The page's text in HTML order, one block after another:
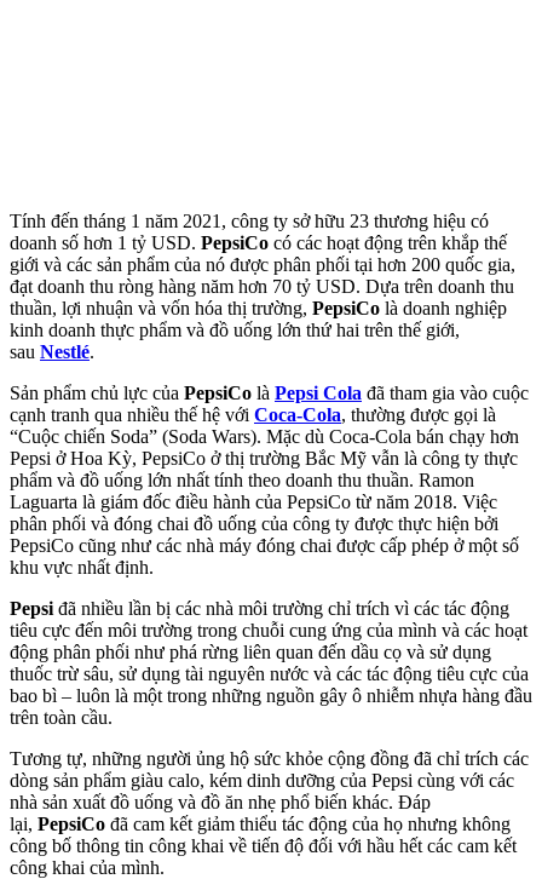
Tính đến tháng 1 năm 2021, công ty sở hữu 23 thương hiệu có
doanh số hơn 1 tỷ USD. PepsiCo có các hoạt động trên khắp thế
giới và các sản phẩm của nó được phân phối tại hơn 200 quốc gia,
đạt doanh thu ròng hàng năm hơn 70 tỷ USD. Dựa trên doanh thu
thuần, lợi nhuận và vốn hóa thị trường, PepsiCo là doanh nghiệp
kinh doanh thực phẩm và đồ uống lớn thứ hai trên thế giới,
sau Nestlé.
Sản phẩm chủ lực của PepsiCo là Pepsi Cola đã tham gia vào cuộc
cạnh tranh qua nhiều thế hệ với Coca-Cola, thường được gọi là
“Cuộc chiến Soda” (Soda Wars). Mặc dù Coca-Cola bán chạy hơn
Pepsi ở Hoa Kỳ, PepsiCo ở thị trường Bắc Mỹ vẫn là công ty thực
phẩm và đồ uống lớn nhất tính theo doanh thu thuần. Ramon
Laguarta là giám đốc điều hành của PepsiCo từ năm 2018. Việc
phân phối và đóng chai đồ uống của công ty được thực hiện bởi
PepsiCo cũng như các nhà máy đóng chai được cấp phép ở một số
khu vực nhất định.
Pepsi đã nhiều lần bị các nhà môi trường chỉ trích vì các tác động
tiêu cực đến môi trường trong chuỗi cung ứng của mình và các hoạt
động phân phối như phá rừng liên quan đến dầu cọ và sử dụng
thuốc trừ sâu, sử dụng tài nguyên nước và các tác động tiêu cực của
bao bì – luôn là một trong những nguồn gây ô nhiễm nhựa hàng đầu
trên toàn cầu.
Tương tự, những người ủng hộ sức khỏe cộng đồng đã chỉ trích các
dòng sản phẩm giàu calo, kém dinh dưỡng của Pepsi cùng với các
nhà sản xuất đồ uống và đồ ăn nhẹ phổ biến khác. Đáp
lại, PepsiCo đã cam kết giảm thiểu tác động của họ nhưng không
công bố thông tin công khai về tiến độ đối với hầu hết các cam kết
công khai của mình.